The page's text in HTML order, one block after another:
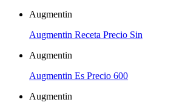
Augmentin
Augmentin Receta Precio Sin
Augmentin
Augmentin Es Precio 600
Augmentin